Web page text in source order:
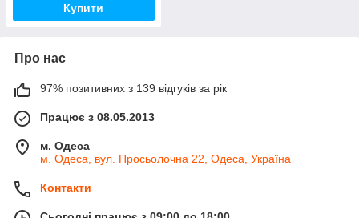
Купити
Про нас
97% позитивних з 139 відгуків за рік
Працює з 08.05.2013
м. Одеса
м. Одеса, вул. Просьолочна 22, Одеса, Україна
Контакти